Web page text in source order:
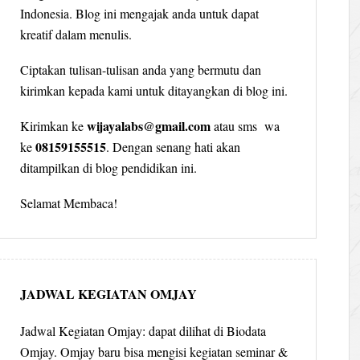
Indonesia. Blog ini mengajak anda untuk dapat
kreatif dalam menulis.
Ciptakan tulisan-tulisan anda yang bermutu dan
kirimkan kepada kami untuk ditayangkan di blog ini.
Kirimkan kewijayalabs@gmail.comatau sms wa
ke08159155515. Dengan senang hati akan
ditampilkan di blog pendidikan ini.
Selamat Membaca!
JADWAL KEGIATAN OMJAY
Jadwal Kegiatan Omjay: dapat dilihat di Biodata
Omjay. Omjay baru bisa mengisi kegiatan seminar &